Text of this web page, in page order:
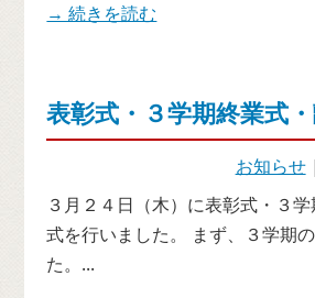
→ 続きを読む
表彰式・３学期終業式
お知らせ|
３月２４日（木）に表彰式・３
式を行いました。 まず、３学期
た。...